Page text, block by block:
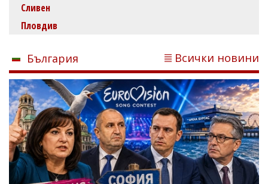
Сливен
Пловдив
България Всички новини